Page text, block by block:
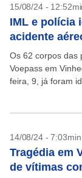
15/08/24 -
IML e polícia
acidente
Os 62 corpos das
Voepass em
feira, 9, já foram
14/08/24 - 7:03min
Tragédia em
de vítimas